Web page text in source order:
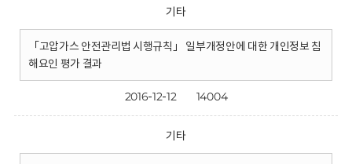
기타
「고압가스 안전관리법 시행규칙」 일부개정안에 대한 개인정보 침
해요인 평가 결과
2016-12-12 14004
기타